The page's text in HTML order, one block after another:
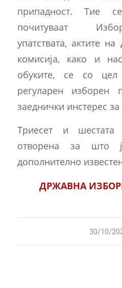
припадност. Тие
почитуваат
упатствата, актите
комисија, како и
обуките, се со цел
регуларен
заеднички инстерес за
Триесет и шестата
отворена за што
дополнително
ДРЖАВНА
30/10/
/